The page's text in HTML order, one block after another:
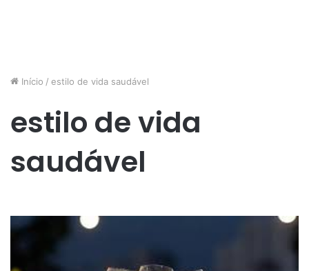
Início / estilo de vida saudável
estilo de vida
saudável